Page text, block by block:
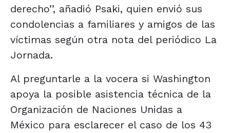
derecho’’, añadió Psaki, quien envió sus
condolencias a familiares y amigos de las
víctimas según otra nota del periódico La
Jornada.
Al preguntarle a la vocera si Washington
apoya la posible asistencia técnica de la
Organización de Naciones Unidas a
México para esclarecer el caso de los 43